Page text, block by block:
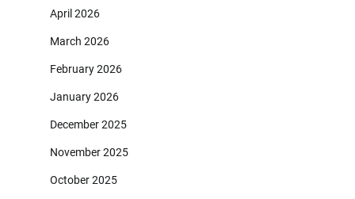
April 2026
March 2026
February 2026
January 2026
December 2025
November 2025
October 2025